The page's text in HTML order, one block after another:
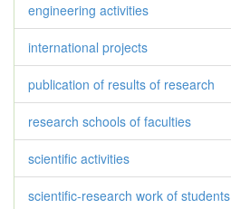
engineering activities
international projects
publication of results of research
research schools of faculties
scientific activities
scientific-research work of students